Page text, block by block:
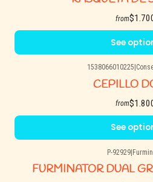
from
See
1538066010225
CEPILLO
from
See
P-92929|
FURMINATOR DUAL